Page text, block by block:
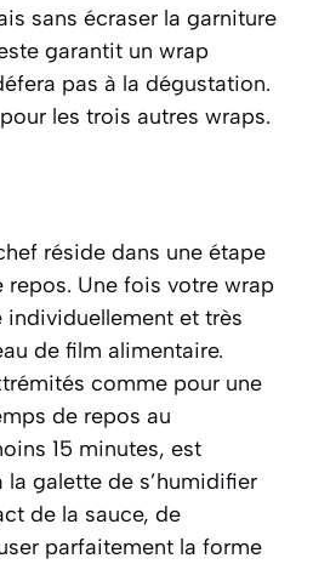
sans écraser la garniture
garantit un wrap
pas à la dégustation.
les trois autres wraps.
réside dans une étape
repos. Une fois votre wrap
individuellement et très
de film alimentaire.
comme pour une
de repos au
15 minutes, est
galette de s’humidifier
de la sauce, de
parfaitement la forme